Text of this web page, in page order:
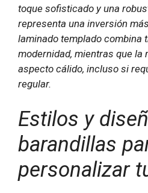
toque sofisticado y una
representa una inversión
laminado templado combina
modernidad, mientras que la
aspecto cálido, incluso si
regular.
Estilos y
barandillas
personalizar